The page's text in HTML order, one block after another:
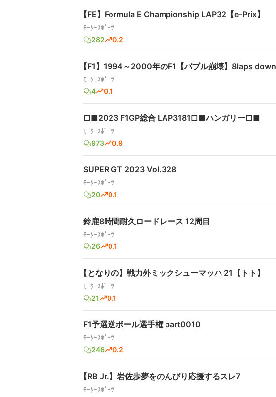
【FE】Formula E Championship LAP32【e-Prix】
ﾓｰﾀｰｽﾎﾟｰﾂ
282
0.2
【F1】1994～2000年のF1【バブル崩壊】8laps down
ﾓｰﾀｰｽﾎﾟｰﾂ
4
0.1
□■2023 F1GP総合 LAP3181□■ハンガリー□■
ﾓｰﾀｰｽﾎﾟｰﾂ
973
0.9
SUPER GT 2023 Vol.328
ﾓｰﾀｰｽﾎﾟｰﾂ
20
0.1
鈴鹿8時間耐久ロードレース 12周目
ﾓｰﾀｰｽﾎﾟｰﾂ
26
0.1
【となりの】戦力外ミックシューマッハ 21【トト】
ﾓｰﾀｰｽﾎﾟｰﾂ
21
0.1
F1予選逆ポール選手権 part0010
ﾓｰﾀｰｽﾎﾟｰﾂ
246
0.2
【RB Jr.】岩佐歩夢をのんびり応援するスレ7
ﾓｰﾀｰｽﾎﾟｰﾂ